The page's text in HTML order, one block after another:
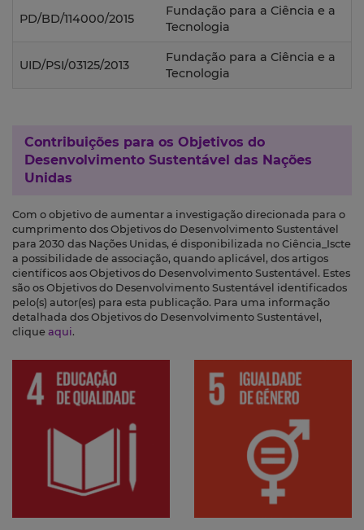
PD/BD/114000/2015
Fundação para a Ciência e a
Tecnologia
UID/PSI/03125/2013
Fundação para a Ciência e a
Tecnologia
Contribuições para os Objetivos do
Desenvolvimento Sustentável das Nações
Unidas
Com o objetivo de aumentar a investigação direcionada para o
cumprimento dos Objetivos do Desenvolvimento Sustentável
para 2030 das Nações Unidas, é disponibilizada no Ciência_Iscte
a possibilidade de associação, quando aplicável, dos artigos
científicos aos Objetivos do Desenvolvimento Sustentável. Estes
são os Objetivos do Desenvolvimento Sustentável identificados
pelo(s) autor(es) para esta publicação. Para uma informação
detalhada dos Objetivos do Desenvolvimento Sustentável,
clique aqui.